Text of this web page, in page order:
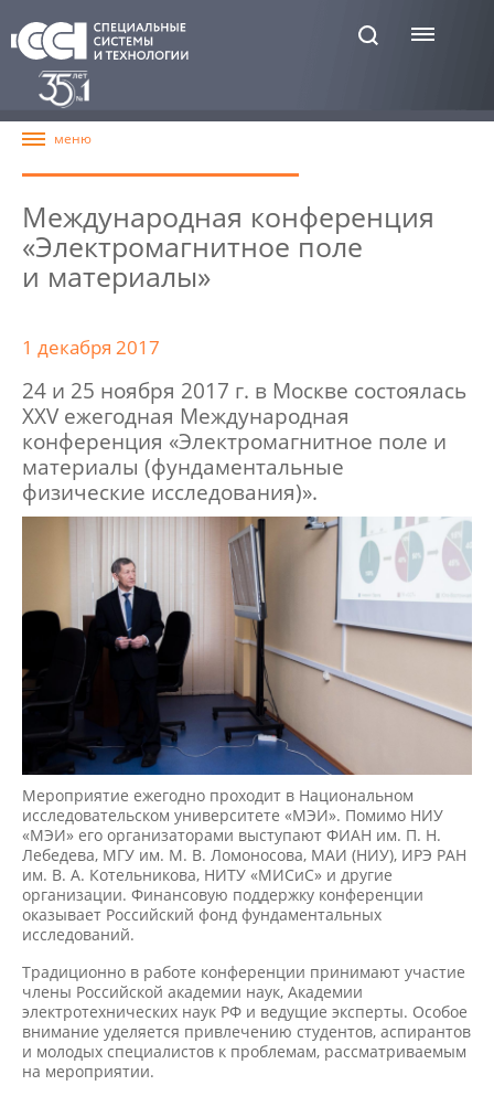
Международная конференция
«Электромагнитное поле
и материалы»
1 декабря 2017
24 и 25 ноября 2017 г. в Москве состоялась
XXV ежегодная Международная
конференция «Электромагнитное поле и
материалы (фундаментальные
физические исследования)».
Мероприятие ежегодно проходит в Национальном
исследовательском университете «МЭИ». Помимо НИУ
«МЭИ» его организаторами выступают ФИАН им. П. Н.
Лебедева, МГУ им. М. В. Ломоносова, МАИ (НИУ), ИРЭ РАН
им. В. А. Котельникова, НИТУ «МИСиС» и другие
организации. Финансовую поддержку конференции
оказывает Российский фонд фундаментальных
исследований.
Традиционно в работе конференции принимают участие
члены Российской академии наук, Академии
электротехнических наук РФ и ведущие эксперты. Особое
внимание уделяется привлечению студентов, аспирантов
и молодых специалистов к проблемам, рассматриваемым
на мероприятии.